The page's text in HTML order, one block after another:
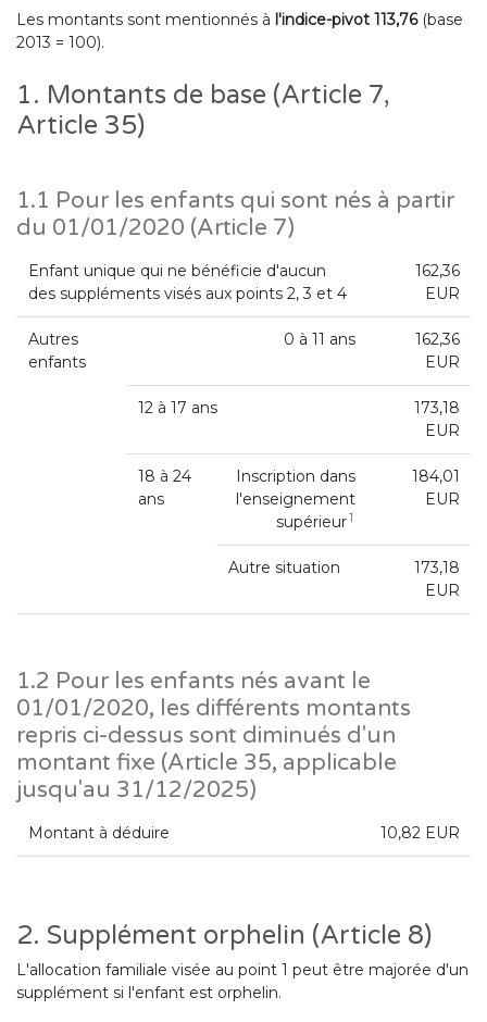
Les montants sont mentionnés à l'indice-pivot 113,76(base
2013 = 100).
1. Montants de base (Article 7,
Article 35)
1.1 Pour les enfants qui sont nés à partir
du 01/01/2020 (Article 7)
Enfant unique qui ne bénéficie d'aucun
des suppléments visés aux points 2, 3 et 4
162,36
EUR
Autres
enfants
0 à 11 ans
162,36
EUR
12 à 17 ans
173,18
EUR
18 à 24
ans
Inscription dans
l'enseignement
supérieur1
184,01
EUR
Autre situation
173,18
EUR
1.2 Pour les enfants nés avant le
01/01/2020, les différents montants
repris ci-dessus sont diminués d'un
montant fixe (Article 35, applicable
jusqu'au 31/12/2025)
Montant à déduire 10,82 EUR
2. Supplément orphelin (Article 8)
L'allocation familiale visée au point 1 peut être majorée d'un
supplément si l'enfant est orphelin.